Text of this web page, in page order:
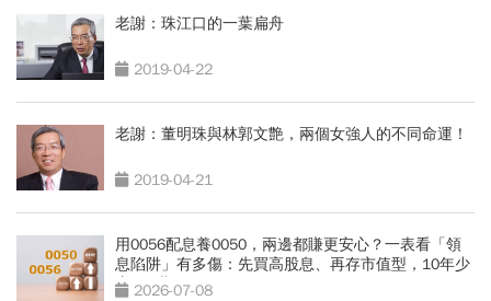
老謝：珠江口的一葉扁舟
2019-04-22
老謝：董明珠與林郭文艶，兩個女強人的不同命運！
2019-04-21
用0056配息養0050，兩邊都賺更安心？一表看「領
息陷阱」有多傷：先買高股息、再存市值型，10年少
賺330萬
2026-07-08